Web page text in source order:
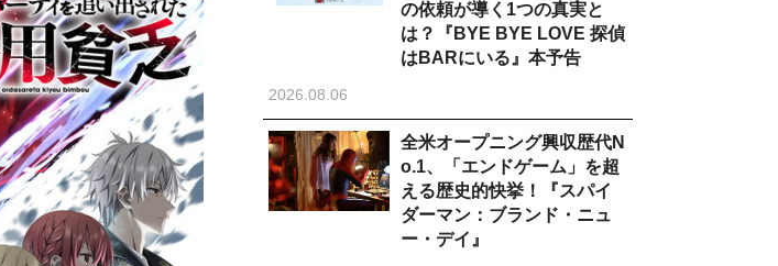
の依頼が導く1つの真実と
は？『BYE BYE LOVE 探偵
はBARにいる』本予告
2026.08.06
全米オープニング興収歴代N
o.1、「エンドゲーム」を超
える歴史的快挙！『スパイ
ダーマン：ブランド・ニュ
ー・デイ』